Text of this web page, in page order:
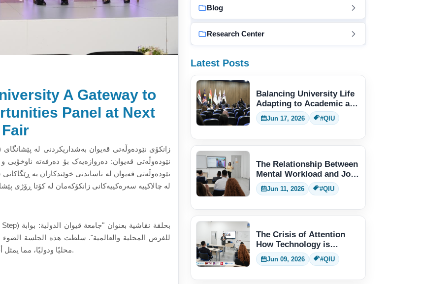
A Gateway to
Panel at Next
نێودەوڵەتی قەیوان: دەروازەیەک بۆ دەرفەتە ناوخۆیی
نێودەوڵەتی قەیوان لە ناساندنی خوێندکاران بە
لە چالاکییە سەرەکییەکانی زانکۆکەمان لە کۆتا ڕۆژی
للفرص المحلية والعالمية". سلطت هذه الجلسة
محليًا ودوليًا، مما يمثل أحد الأنشطة الرئيسية لجامعتنا في اليوم الأخير من المعرض.
Blog
Research Center
Latest Posts
Balancing University Life
Adapting to Academic and
Social Demands
Jun 17, 2026 #QIU
The Relationship Between
Mental Workload and Job
Performance
Jun 11, 2026 #QIU
The Crisis of Attention
How Technology is
Changing Human Thinking
Jun 09, 2026 #QIU